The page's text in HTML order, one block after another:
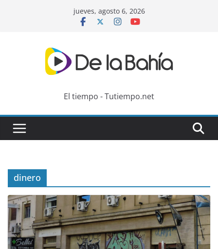
jueves, agosto 6, 2026
El tiempo - Tutiempo.net
dinero